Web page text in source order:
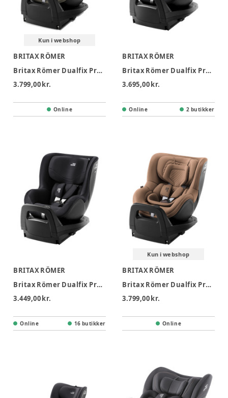
Kun i webshop
BRITAX RÖMER
Britax Römer Dualfix Pro M Lux Autostol - Urban Olive
3.799,00 kr.
Online
BRITAX RÖMER
Britax Römer Dualfix Pro M Style Autostol - Carbon Black
3.695,00 kr.
Online 2 butikker
BRITAX RÖMER
Britax Römer Dualfix Pro M Classic Autostol - Deep Black
3.449,00 kr.
Online 16 butikker
Kun i webshop
BRITAX RÖMER
Britax Römer Dualfix Pro M Lux Autostol - Warm Caramel
3.799,00 kr.
Online